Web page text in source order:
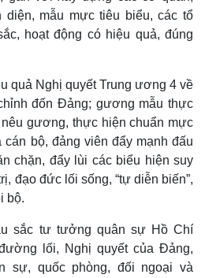
mẫu mực tiêu biểu, các tổ
hoạt động có hiệu quả, đúng
quả Nghị quyết Trung ương 4 về
đốn Đảng; gương mẫu thực
gương, thực hiện chuẩn mực
bộ, đảng viên đẩy mạnh đấu
chặn, đẩy lùi các biểu hiện suy
đạo đức lối sống, “tự diễn biến”,
bộ.
sắc tư tưởng quân sự Hồ Chí
lối, Nghị quyết của Đảng,
sự, quốc phòng, đối ngoại và